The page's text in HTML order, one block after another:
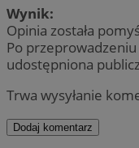
Wynik:
Opinia została
Po
udostępniona
Trwa wysyłanie
Dodaj komentarz